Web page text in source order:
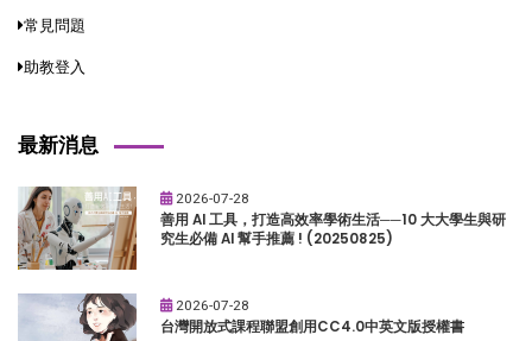
常見問題
助教登入
最新消息
2026-07-28
善用 AI 工具，打造高效率學術生活──10 大大學生與研
究生必備 AI 幫手推薦 ! (20250825)
2026-07-28
台灣開放式課程聯盟創用CC4.0中英文版授權書